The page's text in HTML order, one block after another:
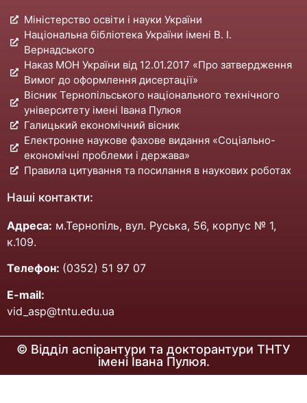
Міністерство освіти і науки України
Національна бібліотека України імені В. І.
Вернадського
Наказ МОН України від 12.01.2017 «Про затвердження
Вимог до оформлення дисертації»
Вісник Тернопільського національного технічного
університету імені Івана Пулюя
Галицький економічний вісник
Електронне наукове фахове видання «Соціально-
економічні проблеми і держава»
Правила цитування та посилання в наукових роботах
Наші контакти:
Адреса: м.Тернопіль, вул. Руська, 56, корпус № 1,
к.109.
Телефон: (0352) 51 97 07
E-mail:
vid_asp@tntu.edu.ua
© Відділ аспірантури та докторантури ТНТУ
імені Івана Пулюя.